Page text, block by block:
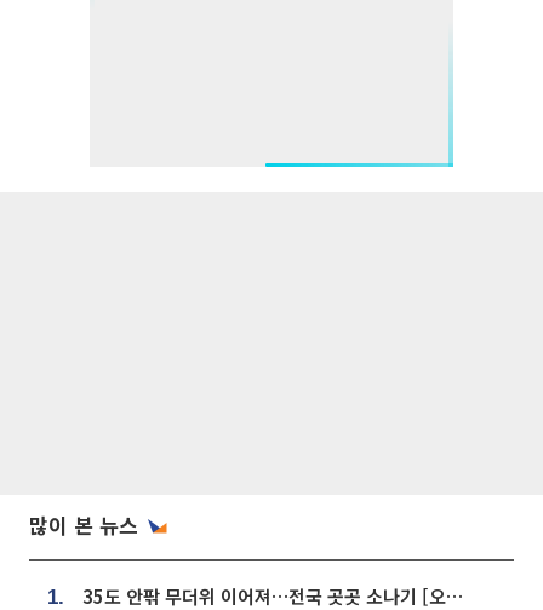
많이 본 뉴스
1. 35도 안팎 무더위 이어져…전국 곳곳 소나기 [오늘 날씨]